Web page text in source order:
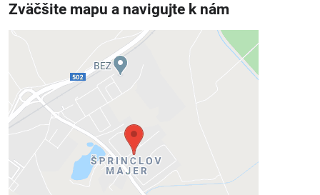
Zväčšite mapu a navigujte k nám
Externý obsah je blokovaný
Prajete si načítať externý obsah?
Povoliť tentokrát